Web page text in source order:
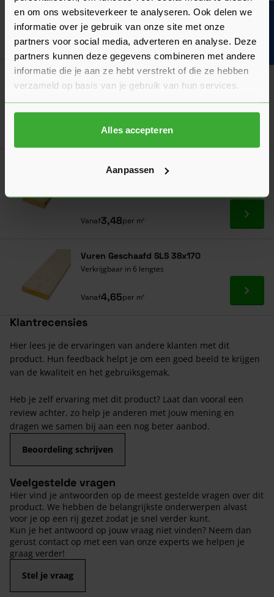
en om ons websiteverkeer te analyseren. Ook delen we
informatie over je gebruik van onze site met onze
partners voor social media, adverteren en analyse. Deze
partners kunnen deze gegevens combineren met andere
informatie die je aan ze hebt verstrekt of die ze hebben
verzameld op basis van je gebruik van hun services.
Alles accepteren
Aanpassen
Verkrijgbaar in 10 lengtes
Nu0,69per m¹ Ga
Meest gekocht! Bouwvakdeals ☀️
Vuren Geschaafd SLS 38x89
Verkrijgbaar in 8 lengtes
2,22per m¹
Klantenfavoriet Bouwvakdeals ☀️
Vanaf3,48per m¹ Ga
Vuren Geschaafd SLS 38x170
Verkrijgbaar in 6 lengtes
Vanaf4,65per m¹ Ga
Klantrecensies
Hier lees je de ervaringen van andere klanten met dit
product. Hun feedback helpt je om een goed beeld te krijgen
van de kwaliteit en het gebruiksgemak.
Heb je zelf ervaring met dit product? Laat dan vooral een
review achter, zo help je anderen met jouw mening en
dragen we samen bij aan een nog beter aanbod.
Beoordeling schrijven
Veelgestelde vragen
Hier vind je antwoorden op de meest gestelde vragen over dit
product. We hebben de belangrijkste onderwerpen alvast
voor je op een rij gezet zodat je snel verder kunt.
Kun je het antwoord op jouw vraag niet vinden? Neem dan
gerust contact op met een van onze experts we helpen je
graag verder!
Stel je vraag